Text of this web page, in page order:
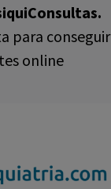
para conseguir
online